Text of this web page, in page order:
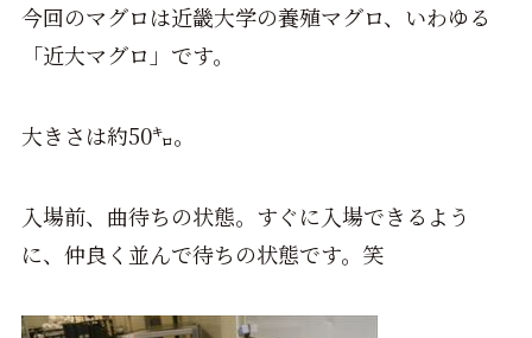
今回のマグロは近畿大学の養殖マグロ、いわゆる
「近大マグロ」です。
大きさは約50㌔。
入場前、曲待ちの状態。すぐに入場できるよう
に、仲良く並んで待ちの状態です。笑